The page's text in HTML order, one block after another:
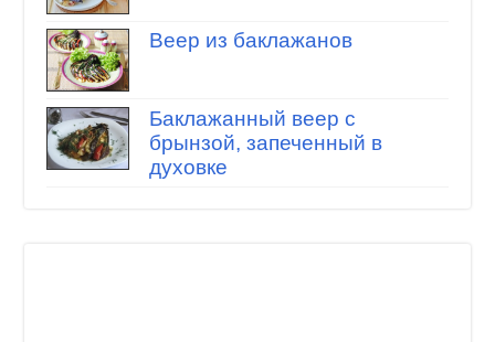
Веер из баклажанов
Баклажанный веер с
брынзой, запеченный в
духовке